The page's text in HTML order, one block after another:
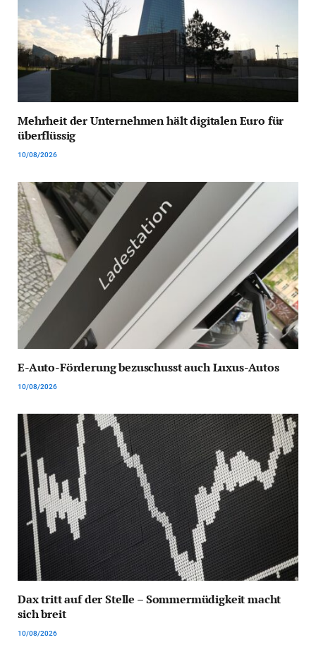
Mehrheit der Unternehmen hält digitalen Euro für
überflüssig
10/08/2026
E-Auto-Förderung bezuschusst auch Luxus-Autos
10/08/2026
Dax tritt auf der Stelle – Sommermüdigkeit macht
sich breit
10/08/2026